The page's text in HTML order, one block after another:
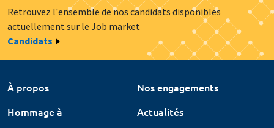
Retrouvez l'ensemble de nos candidats disponibles
actuellement sur le Job market
Candidats
À propos
Nos engagements
Hommage à
Actualités